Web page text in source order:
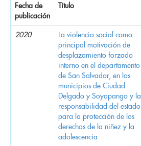
Fecha de
publicación
Título
2020
La violencia social como
principal motivación de
desplazamiento forzado
interno en el departamento
de San Salvador, en los
municipios de Ciudad
Delgado y Soyapango y la
responsabilidad del estado
para la protección de los
derechos de la niñez y la
adolescencia